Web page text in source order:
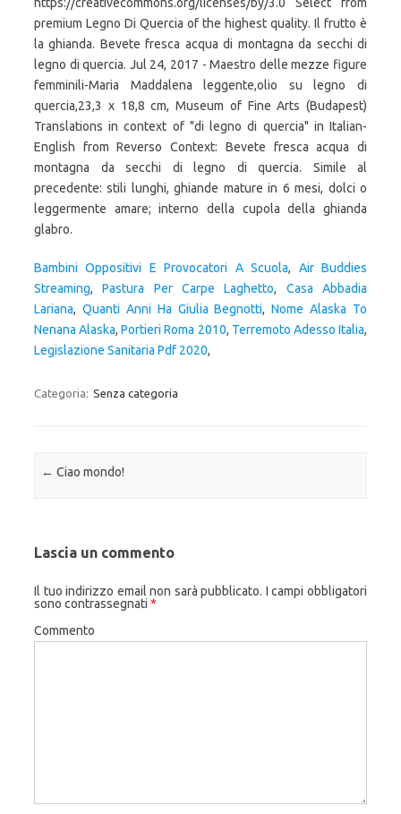
premium Legno Di Quercia of the highest quality. Il frutto è
la ghianda. Bevete fresca acqua di montagna da secchi di
legno di quercia. Jul 24, 2017 - Maestro delle mezze figure
femminili-Maria Maddalena leggente,olio su legno di
quercia,23,3 x 18,8 cm, Museum of Fine Arts (Budapest)
Translations in context of "di legno di quercia" in Italian-
English from Reverso Context: Bevete fresca acqua di
montagna da secchi di legno di quercia. Simile al
precedente: stili lunghi, ghiande mature in 6 mesi, dolci o
leggermente amare; interno della cupola della ghianda
glabro.
Bambini Oppositivi E Provocatori A Scuola, Air Buddies
Streaming,Pastura Per Carpe Laghetto, Casa Abbadia
Lariana, Quanti Anni Ha Giulia Begnotti,Nome Alaska To
Nenana Alaska,Portieri Roma 2010, Terremoto Adesso Italia,
Legislazione Sanitaria Pdf 2020,
Categoria: Senza categoria
Navigazione articolo
← Ciao mondo!
Lascia un commento
Il tuo indirizzo email non sarà pubblicato. I campi obbligatori
sono contrassegnati *
Commento